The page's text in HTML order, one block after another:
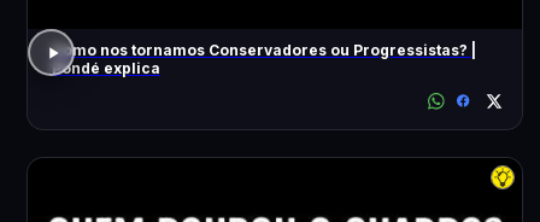
Como nos tornamos Conservadores ou Progressistas? |
Pondé explica